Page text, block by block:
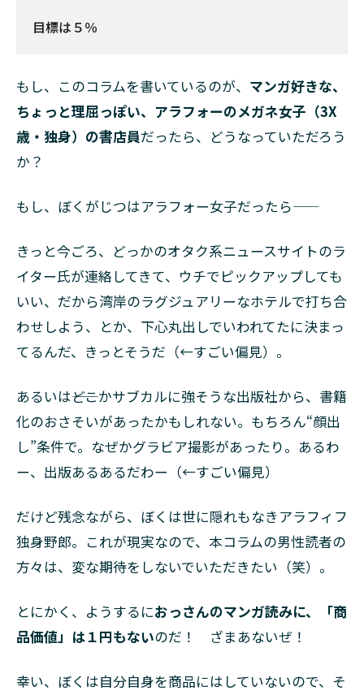
2
ま
れ・
マン
ガ育
ち
オト
む“少
女”マ
4
部
成
で
み
る
あ
ら
じ
5
第一
部：
～契
約＜
コミ
ス1
目標は５％
もし、このコラムを書いているのが、 マンガ好きな、
ちょっと理屈っぽい、アラフォーのメガネ女子（3X
歳・独身）の書店員だったら、どうなっていただろう
か？
もし、ぼくがじつはアラフォー女子だったら――
きっと今ごろ、どっかのオタク系ニュースサイトのラ
イター氏が連絡してきて、ウチでピックアップしても
いい、だから湾岸のラグジュアリーなホテルで打ち合
わせしよう、とか、下心丸出しでいわれてたに決まっ
てるんだ、きっとそうだ（←すごい偏見）。
あるいは――どこかサブカルに強そうな出版社から、書籍
化のおさそいがあったかもしれない。もちろん“顔出
し”条件で。なぜかグラビア撮影があったり。あるわ
ー、出版あるあるだわー（←すごい偏見）
だけど残念ながら、ぼくは世に隠れもなきアラフィフ
独身野郎。これが現実なので、本コラムの男性読者の
方々は、変な期待をしないでいただきたい（笑）。
とにかく、ようするにおっさんのマンガ読みに、「商
品価値」は１円もないのだ！ ざまあないぜ！
幸い、ぼくは自分自身を商品にはしていないので、そ